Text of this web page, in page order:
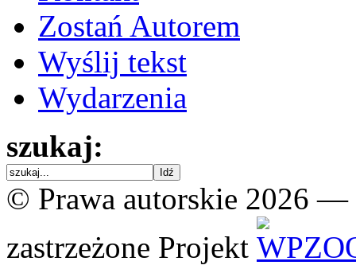
Zostań Autorem
Wyślij tekst
Wydarzenia
szukaj:
© Prawa autorskie 2026 —
zastrzeżone Projekt